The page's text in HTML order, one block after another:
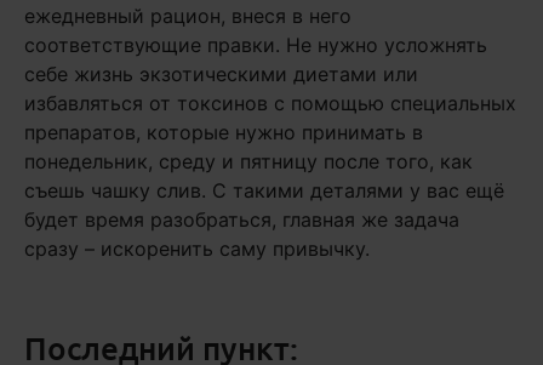
ежедневный рацион, внеся в него
соответствующие правки. Не нужно усложнять
себе жизнь экзотическими диетами или
избавляться от токсинов с помощью специальных
препаратов, которые нужно принимать в
понедельник, среду и пятницу после того, как
съешь чашку слив. С такими деталями у вас ещё
будет время разобраться, главная же задача
сразу – искоренить саму привычку.
Последний пункт: